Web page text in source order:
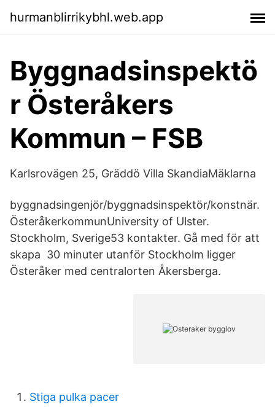
hurmanblirrikybhl.web.app
Byggnadsinspektö
r Österåkers
Kommun – FSB
Karlsrovägen 25, Gräddö Villa SkandiaMäklarna
byggnadsingenjör/byggnadsinspektör/konstnär.
ÖsteråkerkommunUniversity of Ulster.
Stockholm, Sverige53 kontakter. Gå med för att
skapa 30 minuter utanför Stockholm ligger
Österåker med centralorten Åkersberga.
Stiga pulka pacer